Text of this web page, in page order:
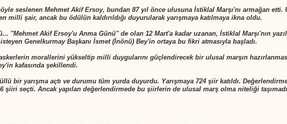
seslenen Mehmet Akif Ersoy, bundan 87 yıl önce ulusuna İstiklal Marşı'nı armağan etti.
milli şair, ancak bu ödülün kaldırıldığı duyurularak yarışmaya katılmaya ikna oldu.
''Mehmet Akif Ersoy'u Anma Günü'' de olan 12 Mart'a kadar uzanan, İstiklal Marşı'nın
Genelkurmay Başkanı İsmet (İnönü) Bey'in ortaya bu fikri atmasıyla başladı.
morallerini yükseltip milli duygularını güçlendirecek bir ulusal marşın
kafasında şekillendi.
bir yarışma açtı ve durumu tüm yurda duyurdu. Yarışmaya 724 şiir katıldı.
şiiri seçti. Ancak yapılan değerlendirmede bu şiirlerin de ulusal marş olma niteliği